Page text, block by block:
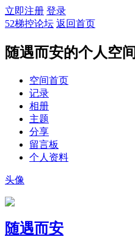
立即注册 登录
52梯控论坛 返回首页
随遇而安的个人空间
空间首页
记录
相册
主题
分享
留言板
个人资料
头像
随遇而安